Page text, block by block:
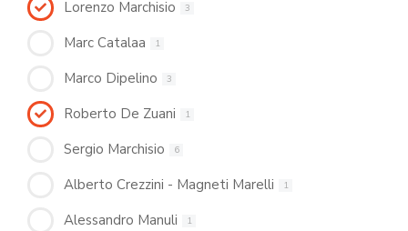
Lorenzo Marchisio 3
Marc Catalaa 1
Marco Dipelino 3
Roberto De Zuani 1
Sergio Marchisio 6
Alberto Crezzini - Magneti Marelli 1
Alessandro Manuli 1